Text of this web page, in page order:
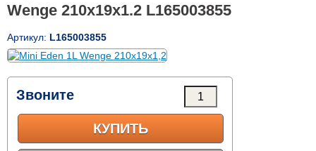
Wenge 210x19x1.2 L165003855
Артикул: L165003855
Звоните
КУПИТЬ